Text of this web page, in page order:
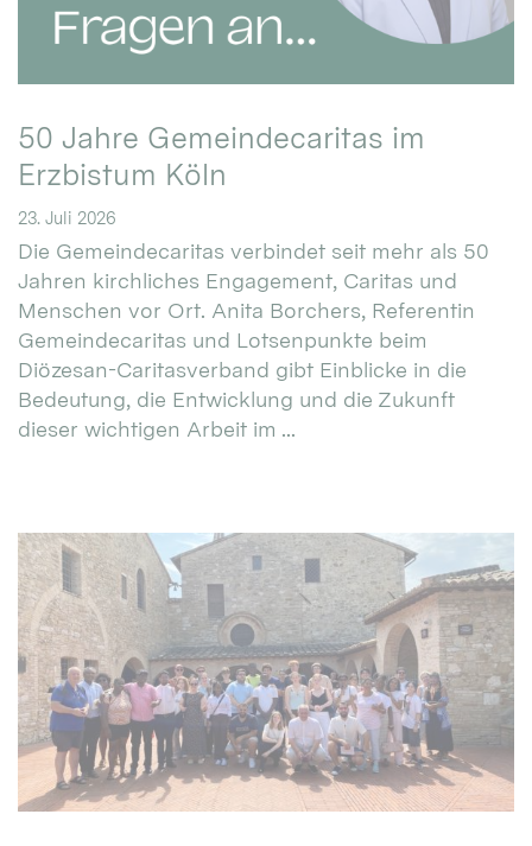
50 Jahre Gemeindecaritas im
Erzbistum Köln
23. Juli 2026
Die Gemeindecaritas verbindet seit mehr als 50
Jahren kirchliches Engagement, Caritas und
Menschen vor Ort. Anita Borchers, Referentin
Gemeindecaritas und Lotsenpunkte beim
Diözesan-Caritasverband gibt Einblicke in die
Bedeutung, die Entwicklung und die Zukunft
dieser wichtigen Arbeit im ...